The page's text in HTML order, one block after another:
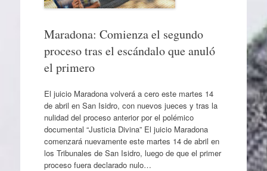
Maradona: Comienza el segundo
proceso tras el escándalo que anuló
el primero
El juicio Maradona volverá a cero este martes 14
de abril en San Isidro, con nuevos jueces y tras la
nulidad del proceso anterior por el polémico
documental “Justicia Divina” El juicio Maradona
comenzará nuevamente este martes 14 de abril en
los Tribunales de San Isidro, luego de que el primer
proceso fuera declarado nulo…